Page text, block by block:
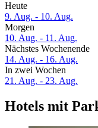
Heute
9. Aug. - 10. Aug.
Morgen
10. Aug. - 11. Aug.
Nächstes Wochenende
14. Aug. - 16. Aug.
In zwei Wochen
21. Aug. - 23. Aug.
Hotels mit